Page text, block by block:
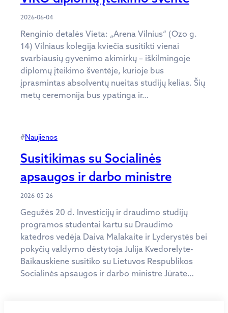
2026-06-04
Renginio detalės Vieta: „Arena Vilnius“ (Ozo g.
14) Vilniaus kolegija kviečia susitikti vienai
svarbiausių gyvenimo akimirkų – iškilmingoje
diplomų įteikimo šventėje, kurioje bus
įprasmintas absolventų nueitas studijų kelias. Šių
metų ceremonija bus ypatinga ir…
#Naujienos
Susitikimas su Socialinės
apsaugos ir darbo ministre
2026-05-26
Gegužės 20 d. Investicijų ir draudimo studijų
programos studentai kartu su Draudimo
katedros vedėja Daiva Malakaite ir Lyderystės bei
pokyčių valdymo dėstytoja Julija Kvedorelyte-
Baikauskiene susitiko su Lietuvos Respublikos
Socialinės apsaugos ir darbo ministre Jūrate…